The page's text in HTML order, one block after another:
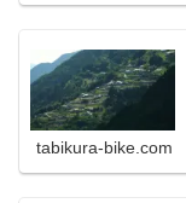
tabikura-bike.com